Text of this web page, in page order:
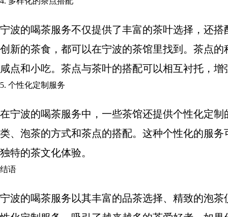
宁波的喝茶服务不仅提供了丰富的茶叶选择，还
创新的茶食，都可以在宁波的茶馆里找到。茶点
咸点和小吃。茶点与茶叶的搭配可以相互衬托，
5. 个性化定制服务
在宁波的喝茶服务中，一些茶馆还提供个性化定
类、泡茶的方式和茶点的搭配。这种个性化的服
独特的茶文化体验。
结语
宁波的喝茶服务以其丰富的品茶选择、精致的泡